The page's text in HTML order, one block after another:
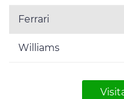
Ferrari
Williams